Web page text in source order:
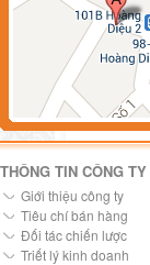
THÔNG TIN CÔNG TY
Giới thiệu công ty
Tiêu chí bán hàng
Đối tác chiến lược
Triết lý kinh doanh